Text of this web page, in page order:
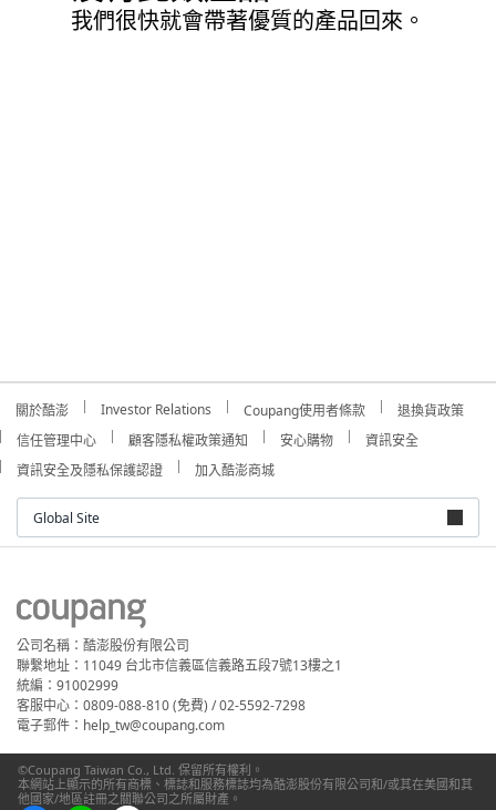
我們很快就會帶著優質的產品回來。
關於酷澎 Investor Relations Coupang使用者條款
退換貨政策
信任管理中心
顧客隱私權政策通知 安心購物
資訊安全
資訊安全及隱私保護認證
加入酷澎商城
Global Site
公司名稱：酷澎股份有限公司
聯繫地址：11049 台北市信義區信義路五段7號13樓之1
統編：91002999
客服中心：0809-088-810 (免費) / 02-5592-7298
電子郵件：help_tw@coupang.com
©Coupang Taiwan Co., Ltd. 保留所有權利。
本網站上顯示的所有商標、標誌和服務標誌均為酷澎股份有限公司和/或其在美國和其
他國家/地區註冊之關聯公司之所屬財產。